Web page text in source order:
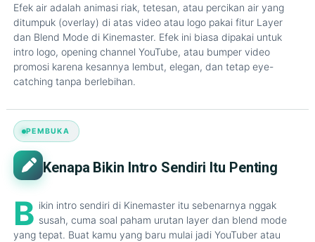
Efek air adalah animasi riak, tetesan, atau percikan air yang
ditumpuk (overlay) di atas video atau logo pakai fitur Layer
dan Blend Mode di Kinemaster. Efek ini biasa dipakai untuk
intro logo, opening channel YouTube, atau bumper video
promosi karena kesannya lembut, elegan, dan tetap eye-
catching tanpa berlebihan.
PEMBUKA
Kenapa Bikin Intro Sendiri Itu Penting
B ikin intro sendiri di Kinemaster itu sebenarnya nggak
susah, cuma soal paham urutan layer dan blend mode
yang tepat. Buat kamu yang baru mulai jadi YouTuber atau